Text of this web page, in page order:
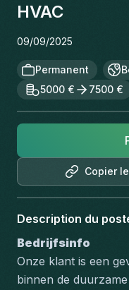
HVAC
09/09/2025
Permanent
5000 €
7500 €
Copier
Description du
Bedrijfsinfo
Onze klant is een
binnen de